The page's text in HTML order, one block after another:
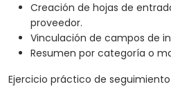
Creación de hojas de
proveedor.
Vinculación de campos de
Resumen por categoría o
Ejercicio práctico de